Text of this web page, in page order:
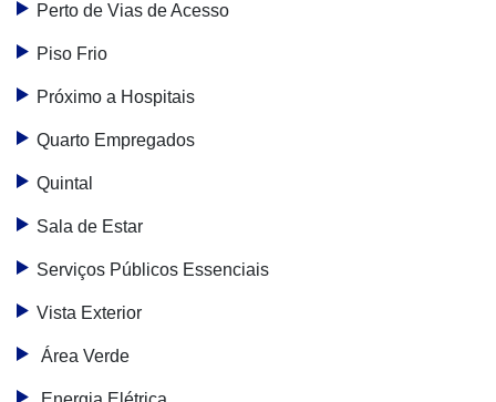
Perto de Vias de Acesso
Piso Frio
Próximo a Hospitais
Quarto Empregados
Quintal
Sala de Estar
Serviços Públicos Essenciais
Vista Exterior
Área Verde